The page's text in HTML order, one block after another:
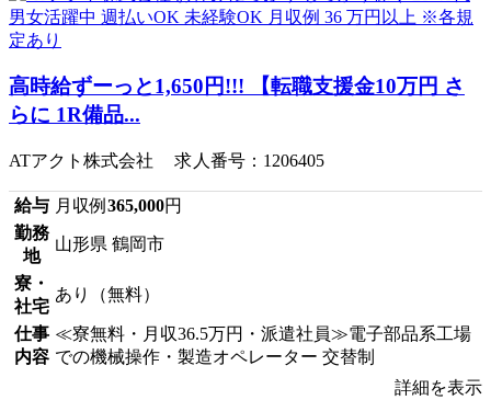
高時給ずーっと1,650円!!! 【転職支援金10万円 さ
らに 1R備品...
ATアクト株式会社 求人番号：1206405
給与 月収例 365,000円
勤務
地
山形県 鶴岡市
寮・
社宅
あり（無料）
仕事
内容
≪寮無料・月収36.5万円・派遣社員≫電子部品系工場
での機械操作・製造オペレーター 交替制
詳細を表示